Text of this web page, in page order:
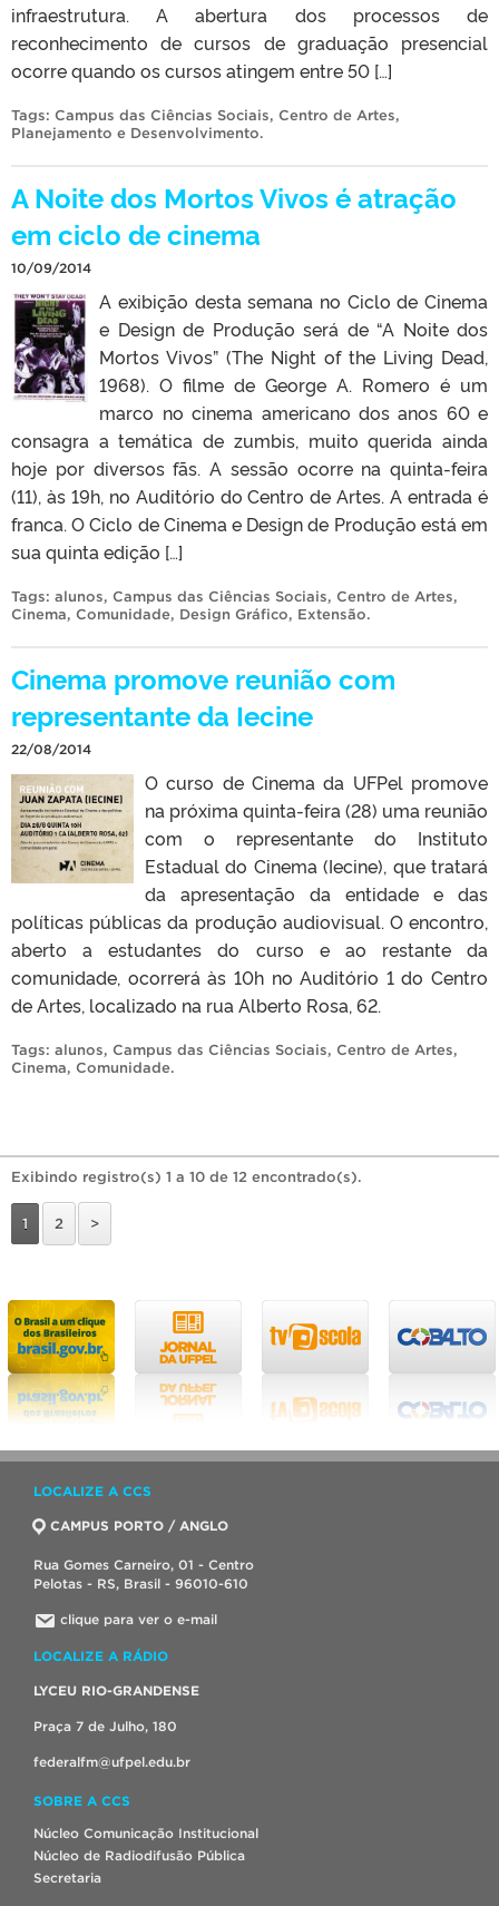
infraestrutura. A abertura dos processos de
reconhecimento de cursos de graduação presencial
ocorre quando os cursos atingem entre 50 […]
Tags: Campus das Ciências Sociais, Centro de Artes,
Planejamento e Desenvolvimento.
A Noite dos Mortos Vivos é atração
em ciclo de cinema
10/09/2014
A exibição desta semana no Ciclo de Cinema
e Design de Produção será de “A Noite dos
Mortos Vivos” (The Night of the Living Dead,
1968). O filme de George A. Romero é um
marco no cinema americano dos anos 60 e
consagra a temática de zumbis, muito querida ainda
hoje por diversos fãs. A sessão ocorre na quinta-feira
(11), às 19h, no Auditório do Centro de Artes. A entrada é
franca. O Ciclo de Cinema e Design de Produção está em
sua quinta edição […]
Tags: alunos, Campus das Ciências Sociais, Centro de Artes,
Cinema, Comunidade, Design Gráfico, Extensão.
Cinema promove reunião com
representante da Iecine
22/08/2014
O curso de Cinema da UFPel promove
na próxima quinta-feira (28) uma reunião
com o representante do Instituto
Estadual do Cinema (Iecine), que tratará
da apresentação da entidade e das
políticas públicas da produção audiovisual. O encontro,
aberto a estudantes do curso e ao restante da
comunidade, ocorrerá às 10h no Auditório 1 do Centro
de Artes, localizado na rua Alberto Rosa, 62.
Tags: alunos, Campus das Ciências Sociais, Centro de Artes,
Cinema, Comunidade.
Exibindo registro(s) 1 a 10 de 12 encontrado(s).
1 2 >
LOCALIZE A CCS
CAMPUS PORTO / ANGLO
Rua Gomes Carneiro, 01 - Centro
Pelotas - RS, Brasil - 96010-610
clique para ver o e-mail
LOCALIZE A RÁDIO
LYCEU RIO-GRANDENSE
Praça 7 de Julho, 180
federalfm@ufpel.edu.br
SOBRE A CCS
Núcleo Comunicação Institucional
Núcleo de Radiodifusão Pública
Secretaria